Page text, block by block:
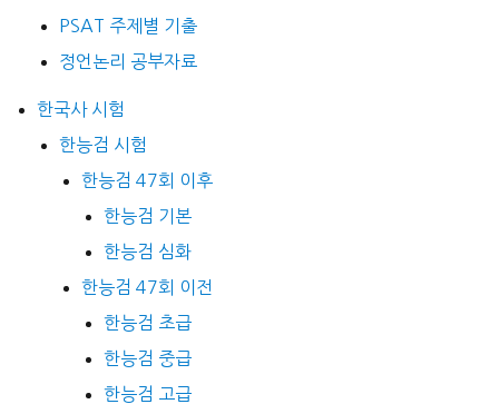
PSAT 주제별 기출
정언논리 공부자료
한국사 시험
한능검 시험
한능검 47회 이후
한능검 기본
한능검 심화
한능검 47회 이전
한능검 초급
한능검 중급
한능검 고급